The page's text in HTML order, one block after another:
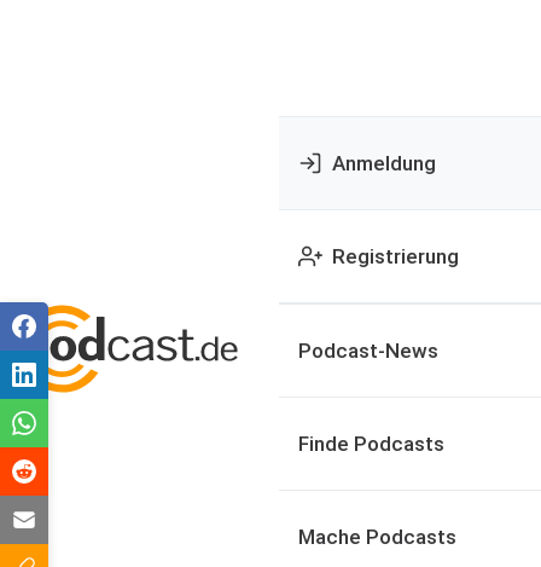
Anmeldung
Registrierung
Podcast-News
Finde Podcasts
Mache Podcasts